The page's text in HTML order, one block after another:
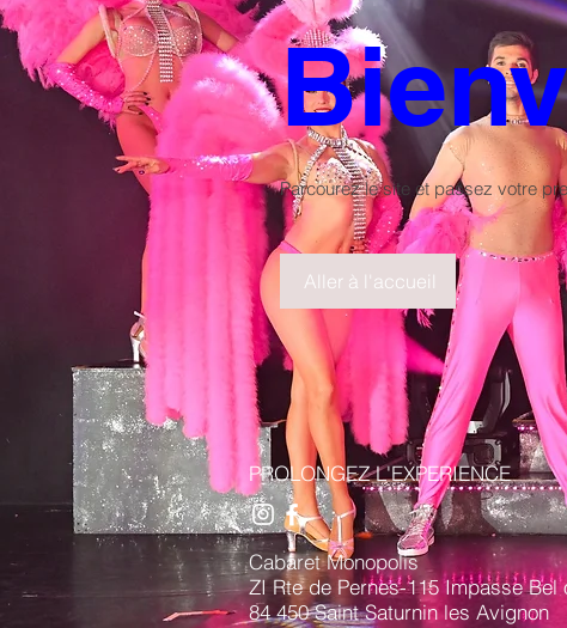
Parcourez le site et passez votre
Aller à l'accueil
PROLONGEZ L'EXPERIENCE
Cabaret Monopolis
ZI Rte de Pernes-115Impasse Bel
84 450 Saint Saturnin les Avignon